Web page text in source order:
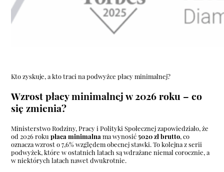
Kto zyskuje, a kto traci na podwyżce płacy minimalnej?
Wzrost płacy minimalnej w 2026 roku – co
się zmienia?
Ministerstwo Rodziny, Pracy i Polityki Społecznej zapowiedziało, że
od 2026 rokupłaca minimalnama wynosić5020 zł brutto, co
oznacza wzrost o 7,6% względem obecnej stawki. To kolejna z serii
podwyżek, które w ostatnich latach są wdrażane niemal corocznie, a
w niektórych latach nawet dwukrotnie.